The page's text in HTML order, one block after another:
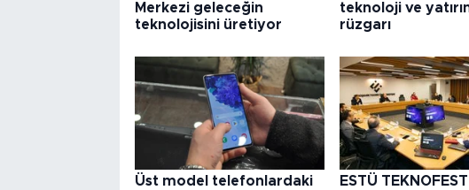
Merkezi geleceğin
teknolojisini üretiyor
teknoloji ve
rüzgarı
Üst model telefonlardaki
ESTÜ TEKNOFEST